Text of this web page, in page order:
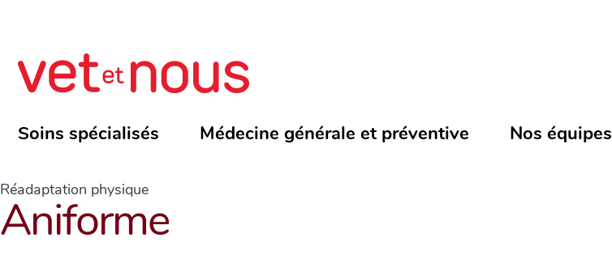
Soins spécialisés Médecine générale et préventive Nos équipes
Réadaptation physique
Aniforme